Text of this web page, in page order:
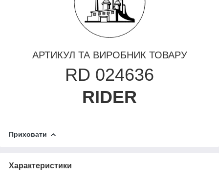
АРТИКУЛ ТА ВИРОБНИК ТОВАРУ
RD 024636
RIDER
Приховати
Характеристики